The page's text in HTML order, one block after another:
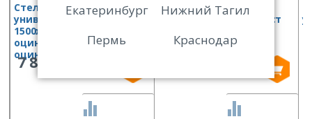
Стеллаж кухонный
универсальный Финист
1500х400х1800 (полки
оцинк.ст, стойки
оцинк.ст)
7 853
Стеллаж кухонный
универсальный Финист
оцинк.ст, стойки
Екатеринбург
Нижний Тагил
Пермь
Краснодар